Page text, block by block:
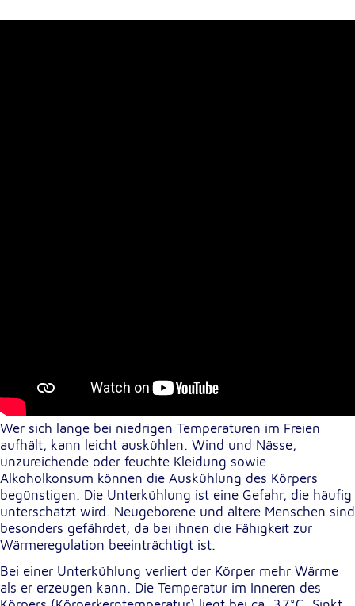
Wer sich lange bei niedrigen Temperaturen im Freien
aufhält, kann leicht auskühlen. Wind und Nässe,
unzureichende oder feuchte Kleidung sowie
Alkoholkonsum können die Auskühlung des Körpers
begünstigen. Die Unterkühlung ist eine Gefahr, die häufig
unterschätzt wird. Neugeborene und ältere Menschen sind
besonders gefährdet, da bei ihnen die Fähigkeit zur
Wärmeregulation beeinträchtigt ist.
Bei einer Unterkühlung verliert der Körper mehr Wärme
als er erzeugen kann. Die Temperatur im Inneren des
Anbieter:
YouTube
Anbieter:
Google LLC
Zweck:
Einbinden und Anzeigen von Videos
Google Maps
NID